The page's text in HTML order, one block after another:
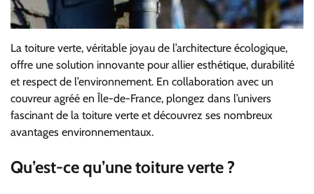
La toiture verte, véritable joyau de l’architecture écologique,
offre une solution innovante pour allier esthétique, durabilité
et respect de l’environnement. En collaboration avec un
couvreur agréé en Île-de-France, plongez dans l’univers
fascinant de la toiture verte et découvrez ses nombreux
avantages environnementaux.
Qu’est-ce qu’une toiture verte ?